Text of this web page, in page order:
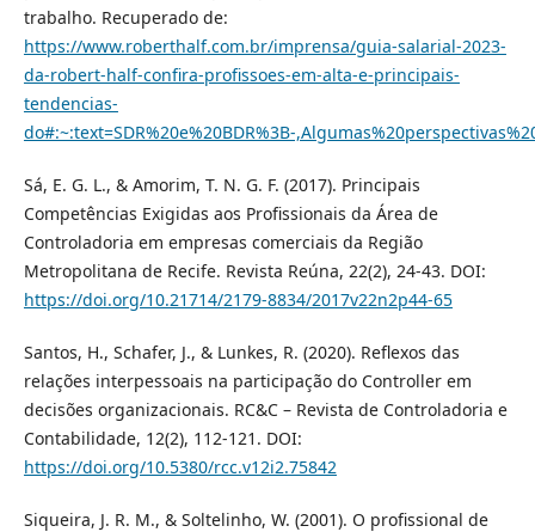
trabalho. Recuperado de:
https://www.roberthalf.com.br/imprensa/guia-salarial-2023-
da-robert-half-confira-profissoes-em-alta-e-principais-
tendencias-
do#:~:text=SDR%20e%20BDR%3B-
Sá, E. G. L., & Amorim, T. N. G. F. (2017). Principais
Competências Exigidas aos Profissionais da Área de
Controladoria em empresas comerciais da Região
Metropolitana de Recife. Revista Reúna, 22(2), 24-43. DOI:
https://doi.org/10.21714/2179-8834/2017v22n2p44-65
Santos, H., Schafer, J., & Lunkes, R. (2020). Reflexos das
relações interpessoais na participação do Controller em
decisões organizacionais. RC&C – Revista de Controladoria e
Contabilidade, 12(2), 112-121. DOI:
https://doi.org/10.5380/rcc.v12i2.75842
Siqueira, J. R. M., & Soltelinho, W. (2001). O profissional de